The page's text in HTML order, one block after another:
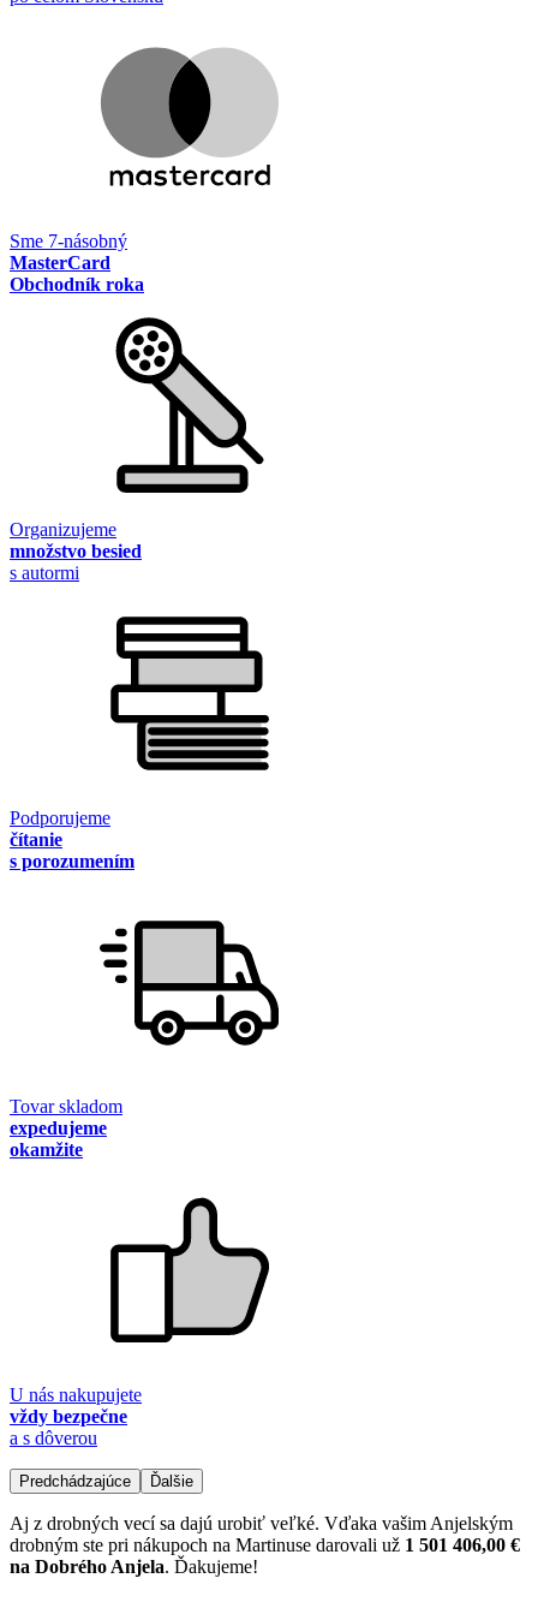
Sme 7-násobný
MasterCard
Obchodník roka
Organizujeme
množstvo besied
s autormi
Podporujeme
čítanie
s porozumením
Tovar skladom
expedujeme
okamžite
U nás nakupujete
vždy bezpečne
a s dôverou
Predchádzajúce Ďalšie
Aj z drobných vecí sa dajú urobiť veľké. Vďaka vašim Anjelským
drobným ste pri nákupoch na Martinuse darovali už 1 501 406,00 €
na Dobrého Anjela. Ďakujeme!